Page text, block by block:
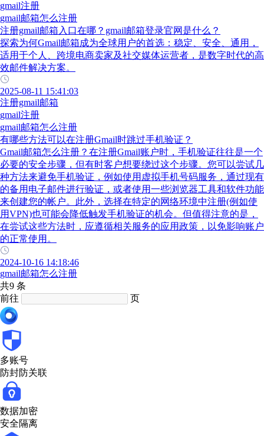
gmail注册
gmail邮箱怎么注册
注册gmail邮箱入口在哪？gmail邮箱登录官网是什么？
探索为何Gmail邮箱成为全球用户的首选：稳定、安全、通用，
适用于个人、跨境电商卖家及社交媒体运营者，是数字时代的高
效邮件解决方案。
2025-08-11 15:41:03
注册gmail邮箱
gmail注册
gmail邮箱怎么注册
有哪些方法可以在注册Gmail时跳过手机验证？
Gmail邮箱怎么注册？在注册Gmail账户时，手机验证往往是一个
必要的安全步骤，但有时客户想要绕过这个步骤。您可以尝试几
种方法来避免手机验证，例如使用虚拟手机号码服务，通过现有
的备用电子邮件进行验证，或者使用一些浏览器工具和软件功能
来创建您的帐户。此外，选择在特定的网络环境中注册(例如使
用VPN)也可能会降低触发手机验证的机会。但值得注意的是，
在尝试这些方法时，应遵循相关服务的应用政策，以免影响账户
的正常使用。
2024-10-16 14:18:46
gmail邮箱怎么注册
共9 条
前往
页
多账号
防封防关联
数据加密
安全隔离